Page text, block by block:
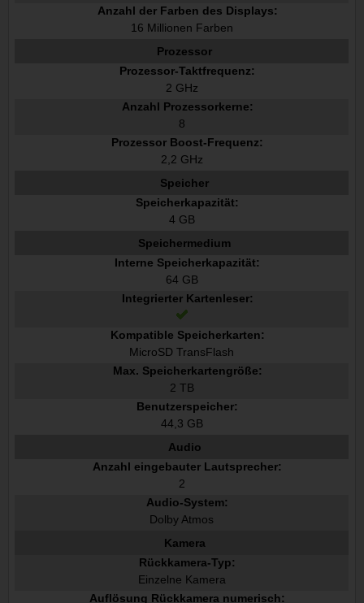
Anzahl der Farben des Displays:
16 Millionen Farben
Prozessor
Prozessor-Taktfrequenz:
2 GHz
Anzahl Prozessorkerne:
8
Prozessor Boost-Frequenz:
2,2 GHz
Speicher
Speicherkapazität:
4 GB
Speichermedium
Interne Speicherkapazität:
64 GB
Integrierter Kartenleser:
Kompatible Speicherkarten:
MicroSD TransFlash
Max. Speicherkartengröße:
2 TB
Benutzerspeicher:
44,3 GB
Audio
Anzahl eingebauter Lautsprecher:
2
Audio-System:
Dolby Atmos
Kamera
Rückkamera-Typ:
Einzelne Kamera
Auflösung Rückkamera numerisch: